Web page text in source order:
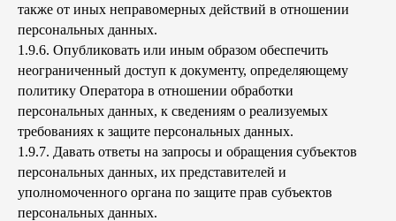
также от иных неправомерных действий в отношении
персональных данных.
1.9.6. Опубликовать или иным образом обеспечить
неограниченный доступ к документу, определяющему
политику Оператора в отношении обработки
персональных данных, к сведениям о реализуемых
требованиях к защите персональных данных.
1.9.7. Давать ответы на запросы и обращения субъектов
персональных данных, их представителей и
уполномоченного органа по защите прав субъектов
персональных данных.